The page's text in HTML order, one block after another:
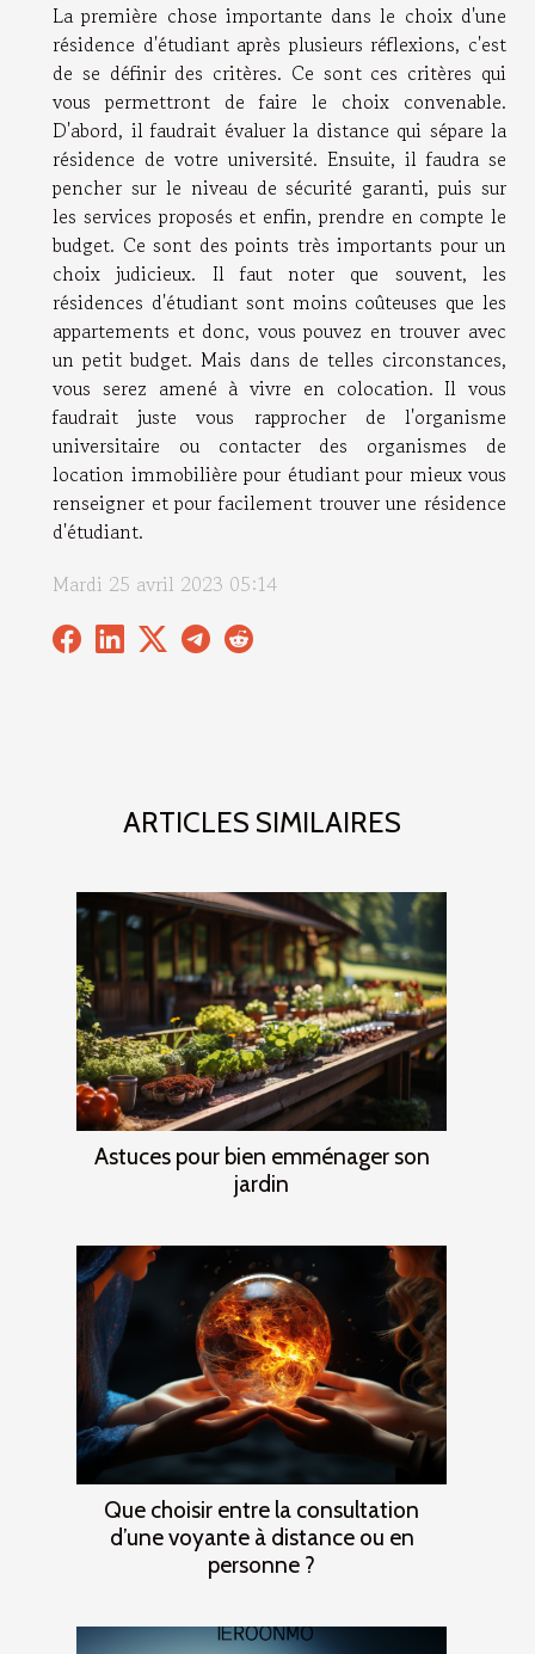
ARTICLES SIMILAIRES
Astuces pour bien emménager son
jardin
Que choisir entre la consultation
d’une voyante à distance ou en
personne ?
La première chose importante dans le choix d'une
résidence d'étudiant après plusieurs réflexions, c'est
de se définir des critères. Ce sont ces critères qui
vous permettront de faire le choix convenable.
D'abord, il faudrait évaluer la distance qui sépare la
résidence de votre université. Ensuite, il faudra se
pencher sur le niveau de sécurité garanti, puis sur
les services proposés et enfin, prendre en compte le
budget. Ce sont des points très importants pour un
choix judicieux. Il faut noter que souvent, les
résidences d'étudiant sont moins coûteuses que les
appartements et donc, vous pouvez en trouver avec
un petit budget. Mais dans de telles circonstances,
vous serez amené à vivre en colocation. Il vous
faudrait juste vous rapprocher de l'organisme
universitaire ou contacter des organismes de
location immobilière pour étudiant pour mieux vous
renseigner et pour facilement trouver une résidence
d'étudiant.
Mardi 25 avril 2023 05:14